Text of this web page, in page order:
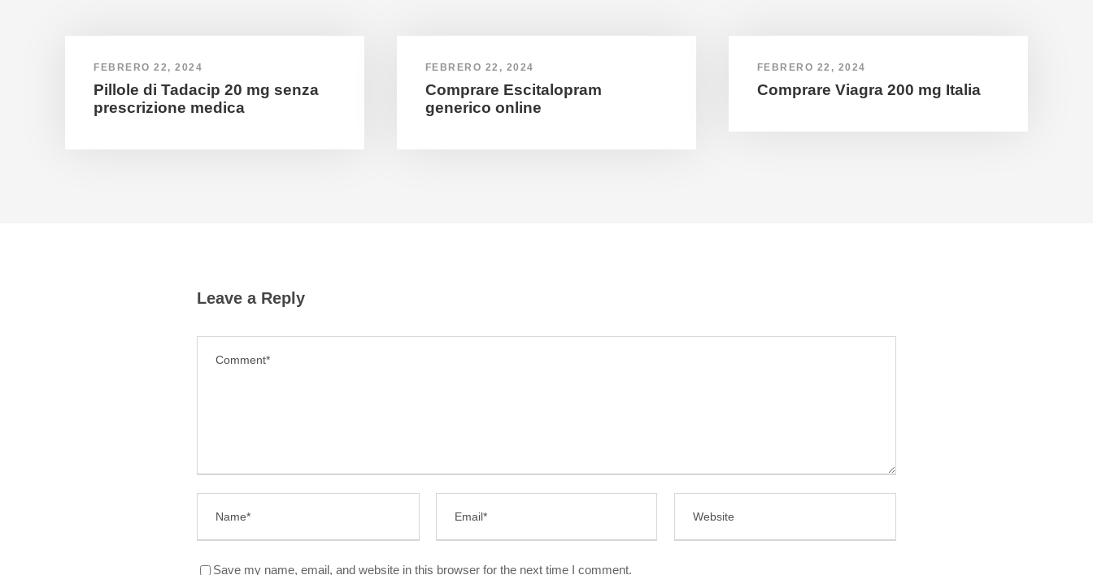
FEBRERO 22, 2024
Pillole di Tadacip 20 mg senza
prescrizione medica
FEBRERO 22, 2024
Comprare Escitalopram
generico online
FEBRERO 22, 2024
Comprare Viagra 200 mg Italia
Leave a Reply
Save my name, email, and website in this browser for the next time I comment.